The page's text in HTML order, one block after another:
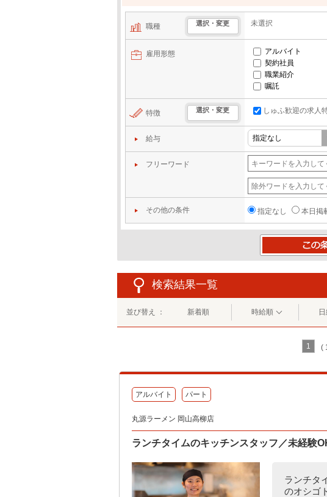
職種 選択・変更 未選択
雇用形態 アルバイト
契約社員
職業紹介
嘱託
特徴 選択・変更 しゅふ歓迎の求人
給与
フリーワード
その他の条件 指定なし 本日掲
この条件で検索
検索結果一覧
並び替え ： 新着順 時給順
1 (
アルバイト パート
丸源ラーメン 岡山高柳店
ランチタイムのキッチンスタッフ／未経験
ランチタ
のオシゴ